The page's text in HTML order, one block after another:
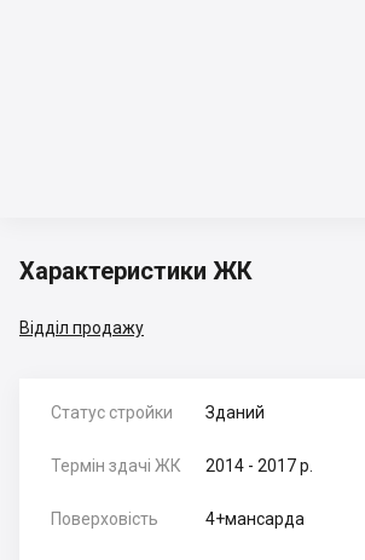
Характеристики ЖК
Відділ продажу
Статус стройки Зданий
Термін здачі ЖК 2014 - 2017 р.
Поверховість 4+мансарда